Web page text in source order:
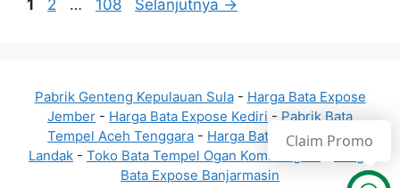
Halaman
1 Halaman
2 … Halaman
108 Selanjutnya →
Pabrik Genteng Kepulauan Sula- Harga Bata Expose
Jember - Harga Bata Expose Kediri - Pabrik Bata
Tempel Aceh Tenggara - Harga Bata Merah Pres
Landak - Toko Bata Tempel Ogan Komering Ilir
Bata Expose Banjarmasin
Claim Promo